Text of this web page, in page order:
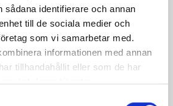
sådana identifierare och annan
till de sociala medier och
som vi samarbetar med.
informationen med annan
tillhandahållit eller som de har
deras tjänster.